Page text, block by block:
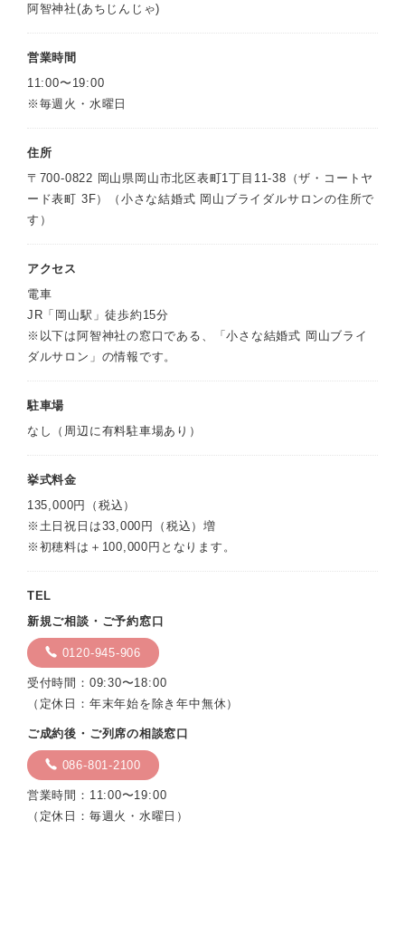
阿智神社(あちじんじゃ)
営業時間
11:00〜19:00
※毎週火・水曜日
住所
〒700-0822 岡山県岡山市北区表町1丁目11-38（ザ・コートヤ
ード表町 3F）（小さな結婚式 岡山ブライダルサロンの住所で
す）
アクセス
電車
JR「岡山駅」徒歩約15分
※以下は阿智神社の窓口である、「小さな結婚式 岡山ブライ
ダルサロン」の情報です。
駐車場
なし（周辺に有料駐車場あり）
挙式料金
135,000円（税込）
※土日祝日は33,000円（税込）増
※初穂料は＋100,000円となります。
TEL
新規ご相談・ご予約窓口
0120-945-906
受付時間：09:30〜18:00
（定休日：年末年始を除き年中無休）
ご成約後・ご列席の相談窓口
086-801-2100
営業時間：11:00〜19:00
（定休日：毎週火・水曜日）